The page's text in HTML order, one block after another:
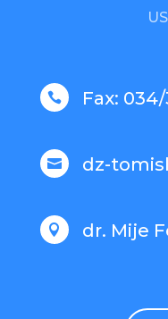
 Fax: 034/
 dz-
 dr. Mije